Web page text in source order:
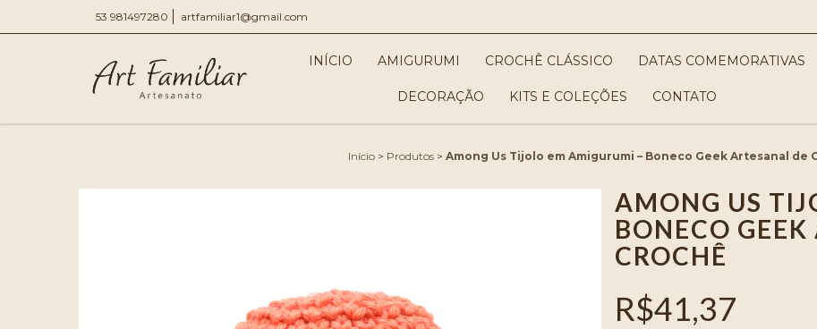
53 981497280 artfamiliar1@gmail.com
INÍCIO AMIGURUMI CROCHÊ CLÁSSICO DATAS COMEMORATIVAS
DECORAÇÃO KITS E COLEÇÕES CONTATO
Início > Produtos > Among Us Tijolo em Amigurumi – Boneco Geek Artesanal de
AMONG US
BONECO
CROCHÊ
R$41,37